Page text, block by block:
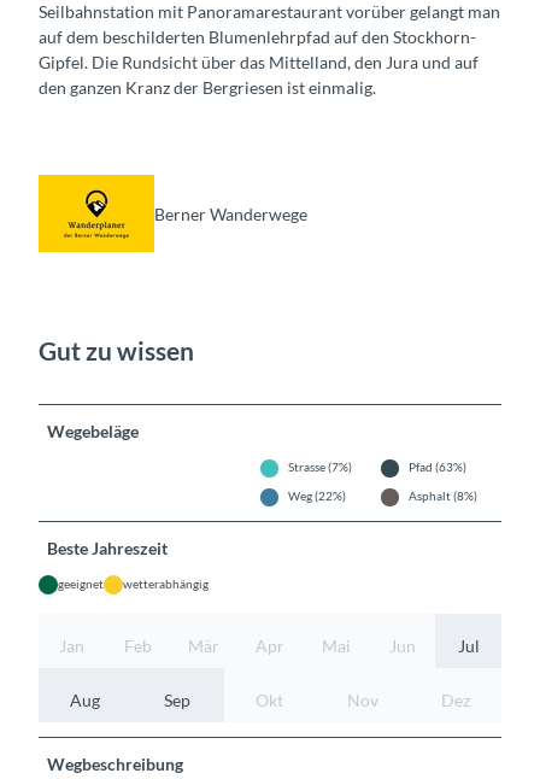
Seilbahnstation mit Panoramarestaurant vorüber gelangt man
auf dem beschilderten Blumenlehrpfad auf den Stockhorn-
Gipfel. Die Rundsicht über das Mittelland, den Jura und auf
den ganzen Kranz der Bergriesen ist einmalig.
Berner Wanderwege
Gut zu wissen
Wegebeläge
Strasse (7%)
Pfad (63%)
Weg (22%)
Asphalt (8%)
Beste Jahreszeit
geeignet wetterabhängig
Jan Feb Mär Apr Mai Jun Jul
Aug Sep Okt Nov Dez
Wegbeschreibung